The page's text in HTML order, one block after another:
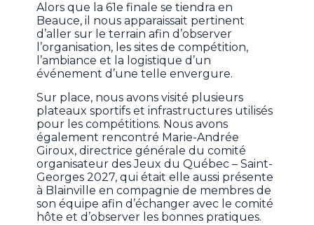
Alors que la 61e finale se tiendra en
Beauce, il nous apparaissait pertinent
d’aller sur le terrain afin d’observer
l’organisation, les sites de compétition,
l’ambiance et la logistique d’un
événement d’une telle envergure.
Sur place, nous avons visité plusieurs
plateaux sportifs et infrastructures utilisés
pour les compétitions. Nous avons
également rencontré Marie-Andrée
Giroux, directrice générale du comité
organisateur des Jeux du Québec – Saint-
Georges 2027, qui était elle aussi présente
à Blainville en compagnie de membres de
son équipe afin d’échanger avec le comité
hôte et d’observer les bonnes pratiques.